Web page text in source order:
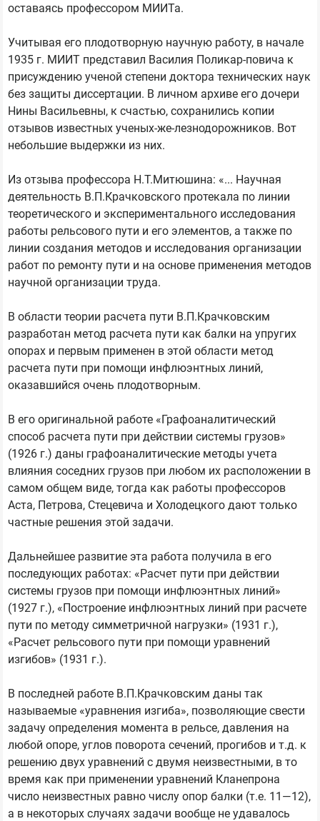
оставаясь профессором МИИТа.
Учитывая его плодотворную научную работу, в начале
1935 г. МИИТ представил Василия Поликар-повича к
присуждению ученой степени доктора технических наук
без защиты диссертации. В личном архиве его дочери
Нины Васильевны, к счастью, сохранились копии
отзывов известных ученых-же-лезнодорожников. Вот
небольшие выдержки из них.
Из отзыва профессора Н.Т.Митюшина: «... Научная
деятельность В.П.Крачковского протекала по линии
теоретического и экспериментального исследования
работы рельсового пути и его элементов, а также по
линии создания методов и исследования организации
работ по ремонту пути и на основе применения методов
научной организации труда.
В области теории расчета пути В.П.Крачковским
разработан метод расчета пути как балки на упругих
опорах и первым применен в этой области метод
расчета пути при помощи инфлюэнтных линий,
оказавшийся очень плодотворным.
В его оригинальной работе «Графоаналитический
способ расчета пути при действии системы грузов»
(1926 г.) даны графоаналитические методы учета
влияния соседних грузов при любом их расположении в
самом общем виде, тогда как работы профессоров
Аста, Петрова, Стецевича и Холодецкого дают только
частные решения этой задачи.
Дальнейшее развитие эта работа получила в его
последующих работах: «Расчет пути при действии
системы грузов при помощи инфлюэнтных линий»
(1927 г.), «Построение инфлюэнтных линий при расчете
пути по методу симметричной нагрузки» (1931 г.),
«Расчет рельсового пути при помощи уравнений
изгибов» (1931 г.).
В последней работе В.П.Крачковским даны так
называемые «уравнения изгиба», позволяющие свести
задачу определения момента в рельсе, давления на
любой опоре, углов поворота сечений, прогибов и т.д. к
решению двух уравнений с двумя неизвестными, в то
время как при применении уравнений Кланепрона
число неизвестных равно числу опор балки (т.е. 11—12),
а в некоторых случаях задачи вообще не удавалось